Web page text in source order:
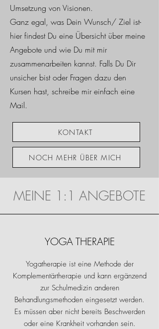
Umsetzung von Visionen.
Ganz egal, was Dein Wunsch/ Ziel ist-
hier findest Du eine Übersicht über meine
Angebote und wie Du mit mir
zusammenarbeiten kannst. Falls Du Dir
unsicher bist oder Fragen dazu den
Kursen hast, schreibe mir einfach eine
Mail.
KONTAKT
NOCH MEHR ÜBER MICH
MEINE 1:1 ANGEBOTE
YOGA THERAPIE
Yogatherapie ist eine Methode der
Komplementärtherapie und kann ergänzend
zur Schulmedizin anderen
Behandlungsmethoden eingesetzt werden.
Es müssen aber nicht bereits Beschwerden
oder eine Krankheit vorhanden sein.